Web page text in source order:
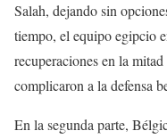
Salah, dejando sin
tiempo, el equipo egipcio
recuperaciones en la
complicaron a la defensa
En la segunda parte,